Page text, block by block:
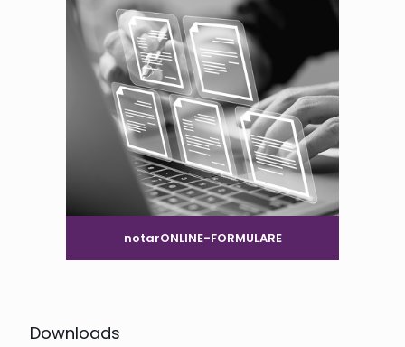
notarONLINE-FORMULARE
Downloads